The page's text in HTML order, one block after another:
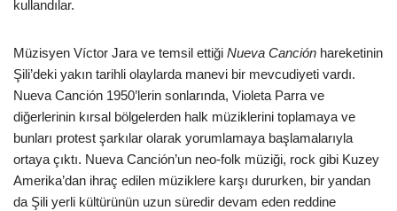
kullandılar.
Müzisyen Víctor Jara ve temsil ettiği Nueva Canción hareketinin
Şili’deki yakın tarihli olaylarda manevi bir mevcudiyeti vardı.
Nueva Canción 1950’lerin sonlarında, Violeta Parra ve
diğerlerinin kırsal bölgelerden halk müziklerini toplamaya ve
bunları protest şarkılar olarak yorumlamaya başlamalarıyla
ortaya çıktı. Nueva Canción’un neo-folk müziği, rock gibi Kuzey
Amerika’dan ihraç edilen müziklere karşı dururken, bir yandan
da Şili yerli kültürünün uzun süredir devam eden reddine